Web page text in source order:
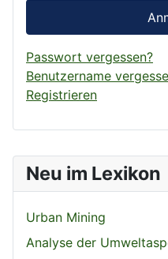
Neu im Lexikon
Urban Mining
Analyse der
Passwort vergessen?
Benutzername
Registrieren